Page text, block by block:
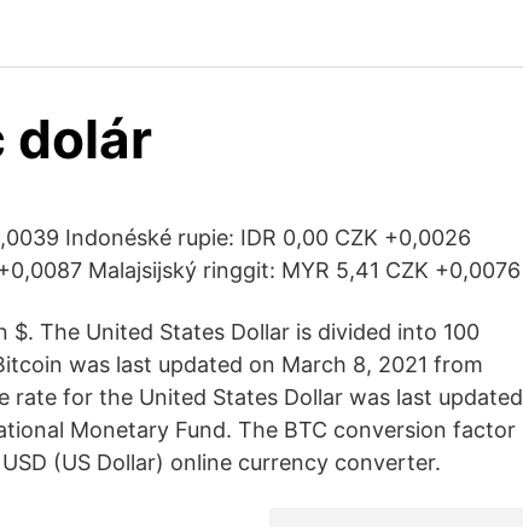
dolár
Indonéské rupie: IDR 0,00 CZK +0,0026
Malajsijský ringgit: MYR 5,41 CZK +0,0076
The United States Dollar is divided into 100
was last updated on March 8, 2021 from
rate for the United States Dollar was last updated
Monetary Fund. The BTC conversion factor
(US Dollar) online currency converter.